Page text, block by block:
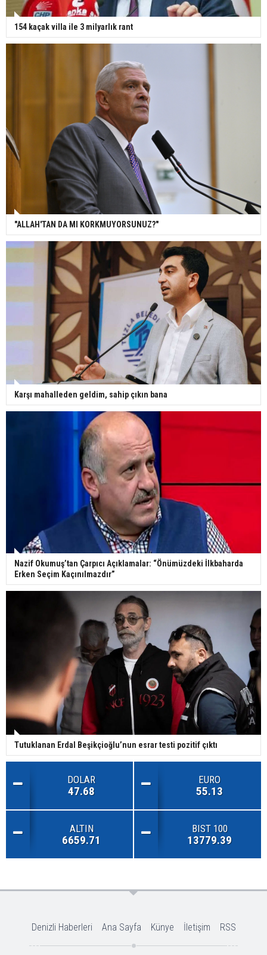
154 kaçak villa ile 3 milyarlık rant
"ALLAH'TAN DA MI KORKMUYORSUNUZ?"
Karşı mahalleden geldim, sahip çıkın bana
Nazif Okumuş’tan Çarpıcı Açıklamalar: “Önümüzdeki İlkbaharda
Erken Seçim Kaçınılmazdır”
Tutuklanan Erdal Beşikçioğlu’nun esrar testi pozitif çıktı
DOLAR
47.68
EURO
55.13
ALTIN
6659.71
BIST 100
13779.39
Denizli Haberleri Ana Sayfa Künye İletişim RSS